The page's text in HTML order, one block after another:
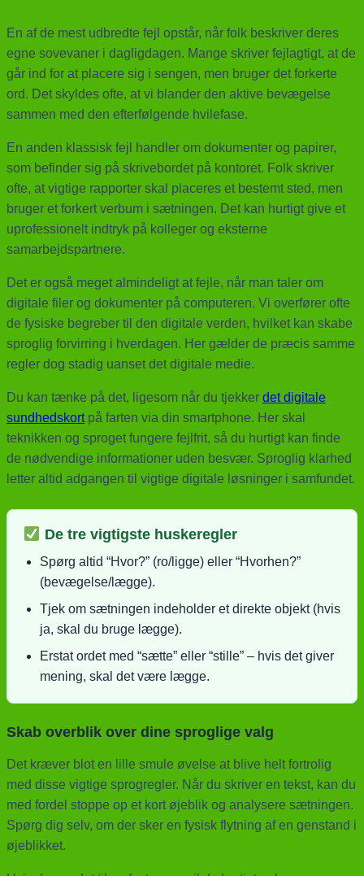
En af de mest udbredte fejl opstår, når folk beskriver deres
egne sovevaner i dagligdagen. Mange skriver fejlagtigt, at de
går ind for at placere sig i sengen, men bruger det forkerte
ord. Det skyldes ofte, at vi blander den aktive bevægelse
sammen med den efterfølgende hvilefase.
En anden klassisk fejl handler om dokumenter og papirer,
som befinder sig på skrivebordet på kontoret. Folk skriver
ofte, at vigtige rapporter skal placeres et bestemt sted, men
bruger et forkert verbum i sætningen. Det kan hurtigt give et
uprofessionelt indtryk på kolleger og eksterne
samarbejdspartnere.
Det er også meget almindeligt at fejle, når man taler om
digitale filer og dokumenter på computeren. Vi overfører ofte
de fysiske begreber til den digitale verden, hvilket kan skabe
sproglig forvirring i hverdagen. Her gælder de præcis samme
regler dog stadig uanset det digitale medie.
Du kan tænke på det, ligesom når du tjekker det digitale
sundhedskortpå farten via din smartphone. Her skal
teknikken og sproget fungere fejlfrit, så du hurtigt kan finde
de nødvendige informationer uden besvær. Sproglig klarhed
letter altid adgangen til vigtige digitale løsninger i samfundet.
De tre vigtigste huskeregler
Spørg altid “Hvor?” (ro/ligge) eller “Hvorhen?”
(bevægelse/lægge).
Tjek om sætningen indeholder et direkte objekt (hvis
ja, skal du bruge lægge).
Erstat ordet med “sætte” eller “stille” – hvis det giver
mening, skal det være lægge.
Skab overblik over dine sproglige valg
Det kræver blot en lille smule øvelse at blive helt fortrolig
med disse vigtige sprogregler. Når du skriver en tekst, kan du
med fordel stoppe op et kort øjeblik og analysere sætningen.
Spørg dig selv, om der sker en fysisk flytning af en genstand i
øjeblikket.